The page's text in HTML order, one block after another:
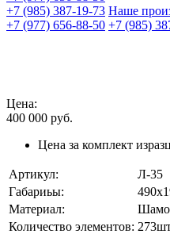
+7 (985) 387-19-73 Наше
+7 (977) 656-88-50 +7 (985)
Цена:
400 000 руб.
Цена за комплект
Артикул:
Л-35
Габариьы:
Материал:
Количество элементов: